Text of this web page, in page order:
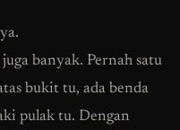
banyak. Pernah satu
bukit tu, ada benda
pulak tu. Dengan